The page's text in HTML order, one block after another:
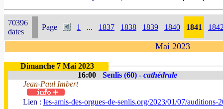
70396
dates
Page 1 ... 1837 1838 1839 1840 1841
Mai 2023
Dimanche 7 Mai 2023
16:00
Senlis (60) - cathédrale
Jean-Paul Imbert
Lien : les-amis-des-orgues-de-senlis.org/2023/01/07/auditions-